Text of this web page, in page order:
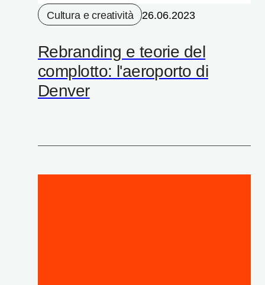
Cultura e creatività 26.06.2023
Rebranding e teorie del
complotto: l'aeroporto di
Denver